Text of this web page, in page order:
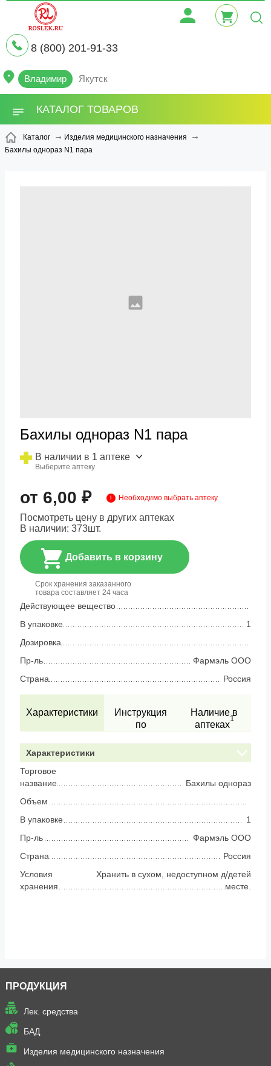
8 (800) 201-91-33
Владимир Якутск
КАТАЛОГ ТОВАРОВ
Каталог
Изделия медицинского назначения
Бахилы однораз N1 пара
Бахилы однораз N1 пара
В наличии в 1 аптеке
Выберите аптеку
от 6,00 ₽ Необходимо выбрать аптеку
Посмотреть цену в других аптеках
В наличии: 373шт.
Добавить в корзину
Срок хранения заказанного
товара составляет 24 часа
Действующее вещество
В упаковке
1
Дозировка
Пр-ль
Фармэль ООО
Страна
Россия
Характеристики
Инструкция
по
Наличие в
аптеках
1
Характеристики
Торговое
название
Бахилы однораз
Объем
В упаковке
1
Пр-ль
Фармэль ООО
Страна
Россия
Условия
хранения
Хранить в сухом, недоступном д/детей
месте.
ПРОДУКЦИЯ
Лек. средства
БАД
Изделия медицинского назначения